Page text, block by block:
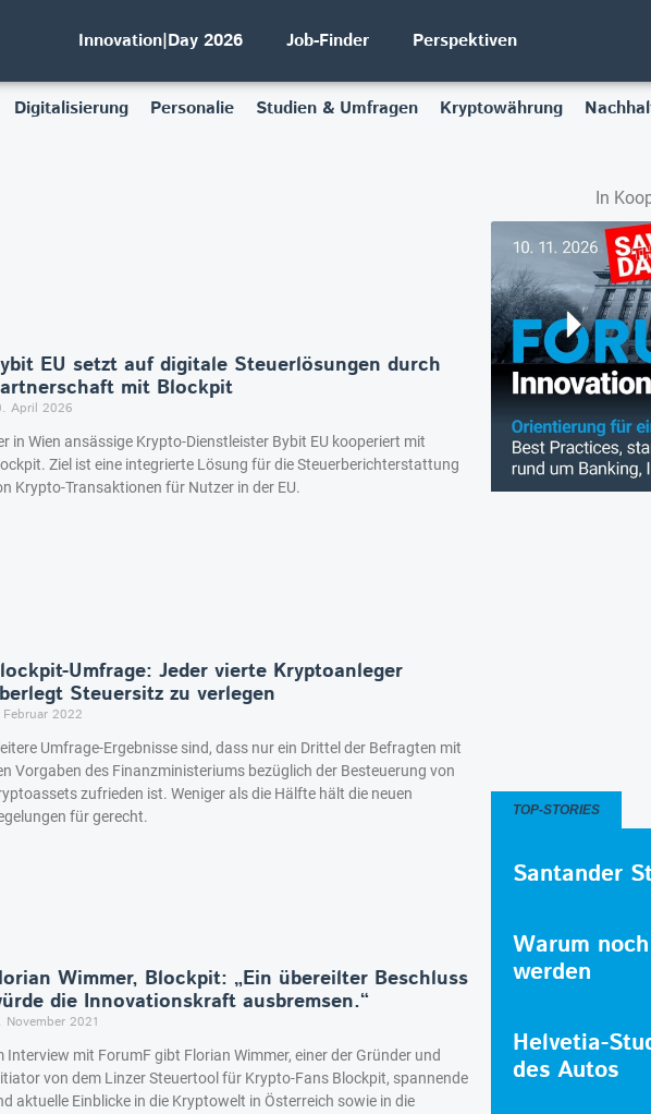
Innovation|Day 2026 Job-Finder Perspektiven
Digitalisierung Personalie Studien & Umfragen Kryptowährung
In
EU setzt auf digitale Steuerlösungen durch
mit Blockpit
April 2026
in Wien ansässige Krypto-Dienstleister Bybit EU kooperiert mit
Ziel ist eine integrierte Lösung für die Steuerberichterstattung
Krypto-Transaktionen für Nutzer in der EU.
Umfrage: Jeder vierte Kryptoanleger
Steuersitz zu verlegen
2022
Umfrage-Ergebnisse sind, dass nur ein Drittel der Befragten mit
Vorgaben des Finanzministeriums bezüglich der Besteuerung von
zufrieden ist. Weniger als die Hälfte hält die neuen
für gerecht.
Wimmer, Blockpit: „Ein übereilter Beschluss
die Innovationskraft ausbremsen.“
November 2021
Interview mit ForumF gibt Florian Wimmer, einer der Gründer und
von dem Linzer Steuertool für Krypto-Fans Blockpit, spannende
aktuelle Einblicke in die Kryptowelt in Österreich sowie in die
TOP-STORIES
Santander
Warum
werden
Helvetia-
des Autos